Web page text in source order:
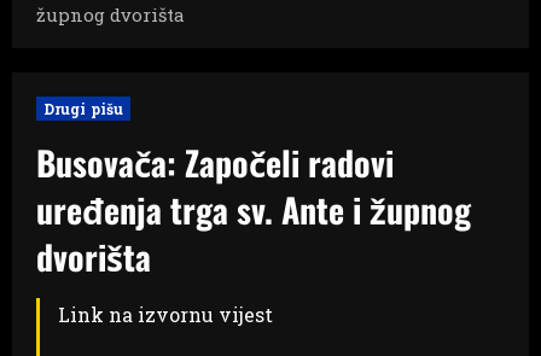
župnog dvorišta
Drugi pišu
Busovača: Započeli radovi
uređenja trga sv. Ante i župnog
dvorišta
Link na izvornu vijest